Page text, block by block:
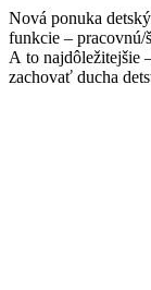
Nová ponuka
funkcie – pracovnú/
A to najdôležitejšie
zachovať ducha